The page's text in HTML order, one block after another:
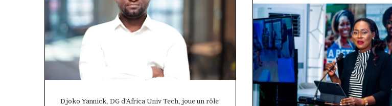
Djoko Yannick, DG d’Africa Univ Tech, joue un rôle